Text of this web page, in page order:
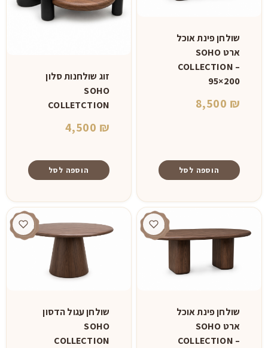
שולחן פינת אוכל
ארט SOHO
COLLECTION –
95×200
8,500 ₪
הוספה לסל
זוג שולחנות סלון
SOHO
COLLETCTION
4,500 ₪
הוספה לסל
שולחן פינת אוכל
ארט SOHO
COLLECTION –
שולחן עגול הדסון
SOHO
COLLECTION